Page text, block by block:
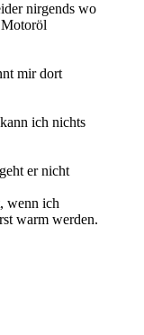
nirgends wo
Motoröl
mir dort
ich nichts
er nicht
wenn ich
warm werden.